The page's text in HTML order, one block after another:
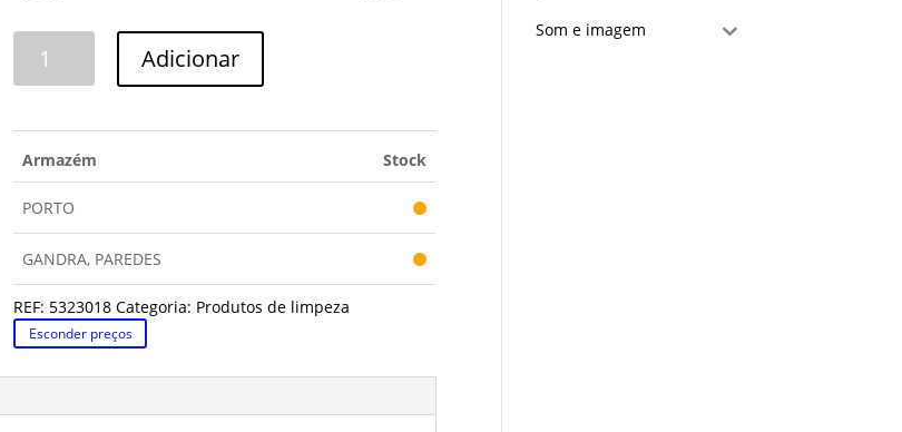
BSH
Adicionar
Armazém Stock
PORTO
GANDRA, PAREDES
REF: 5323018 Categoria: Produtos de limpeza
Esconder preços
Som e imagem